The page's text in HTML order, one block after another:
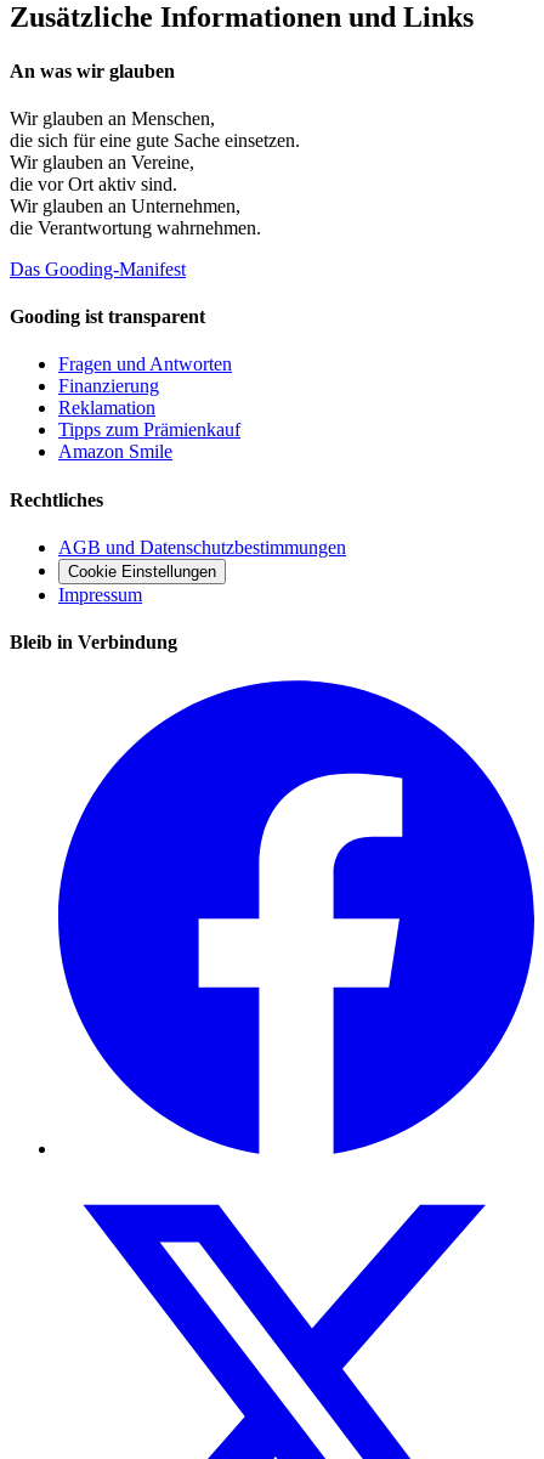
Zusätzliche Informationen und Links
An was wir glauben
Wir glauben an Menschen,
die sich für eine gute Sache einsetzen.
Wir glauben an Vereine,
die vor Ort aktiv sind.
Wir glauben an Unternehmen,
die Verantwortung wahrnehmen.
Das Gooding-Manifest
Gooding ist transparent
Fragen und Antworten
Finanzierung
Reklamation
Tipps zum Prämienkauf
Amazon Smile
Rechtliches
AGB und Datenschutzbestimmungen
Cookie Einstellungen
Impressum
Bleib in Verbindung